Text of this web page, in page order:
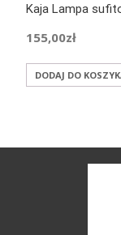
Kaja Lampa
155,00zł
DODAJ DO